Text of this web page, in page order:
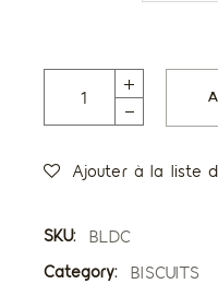
Langues de Chat
Ajouter à la liste
SKU:
BLDC
Category:
BISCUITS